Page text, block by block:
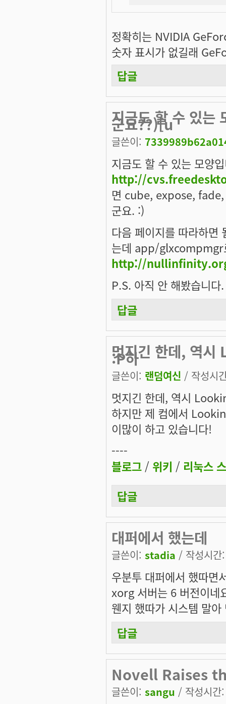
정확히는 NVIDIA
숫자 표시가 없길래
답글
지금도 할 수 있는
군요??)[u
글쓴이:
지금도 할 수 있는 모양
http://
면 cube, expose,
군요. :)
다음 페이지를 따라하
는데 app/glxcompmgr
http://
P.S. 아직 안 해봤습니다.
답글
멋지긴 한데, 역
:P하
글쓴이: 랜덤여신 / 작성시
멋지긴 한데, 역시
하지만 제 컴에서
이많이 하고 있습니다!
----
블로그 / 위키 / 리눅스
답글
대퍼에서 했는데
글쓴이: stadia / 작성시
우분투 대퍼에서 했따면
xorg 서버는 6 버전이네
웬지 했따가 시스템 말
답글
Novell Raises
글쓴이: sangu / 작성시